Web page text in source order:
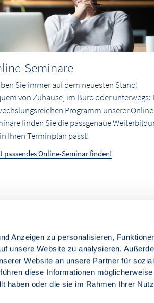
Anzeigen zu personalisieren,
unsere Website zu analysieren.
Website an unsere Partner für
diese Informationen
haben oder die sie im Rahmen Ihrer
Seminare
Sie immer auf dem neuesten Stand!
von Zuhause, im Büro oder unterwegs:
Programm unserer
finden Sie die passgenaue
Ihren Terminplan passt!
passendes Online-Seminar finden!